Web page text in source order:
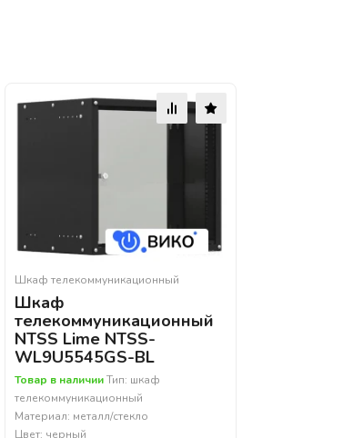
Шкаф телекоммуникационный
Шкаф
телекоммуникационный
NTSS Lime NTSS-
WL9U5545GS-BL
Товар в наличииТип: шкаф
телекоммуникационный
Материал: металл/стекло
Цвет: черный